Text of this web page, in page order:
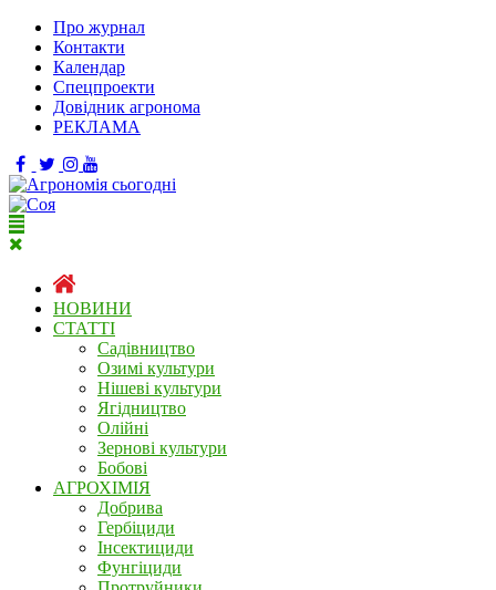
Про журнал
Контакти
Календар
Спецпроекти
Довідник агронома
РЕКЛАМА
НОВИНИ
СТАТТІ
Садівництво
Озимі культури
Нішеві культури
Ягідництво
Олійні
Зернові культури
Бобові
АГРОХІМІЯ
Добрива
Гербіциди
Інсектициди
Фунгіциди